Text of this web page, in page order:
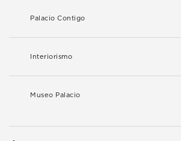
Palacio Contigo
Interiorismo
Museo Palacio